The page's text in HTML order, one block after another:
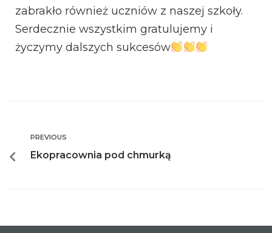
zabrakło również uczniów z naszej szkoły.
Serdecznie wszystkim gratulujemy i
życzymy dalszych sukcesów
PREVIOUS
Ekopracownia pod chmurką